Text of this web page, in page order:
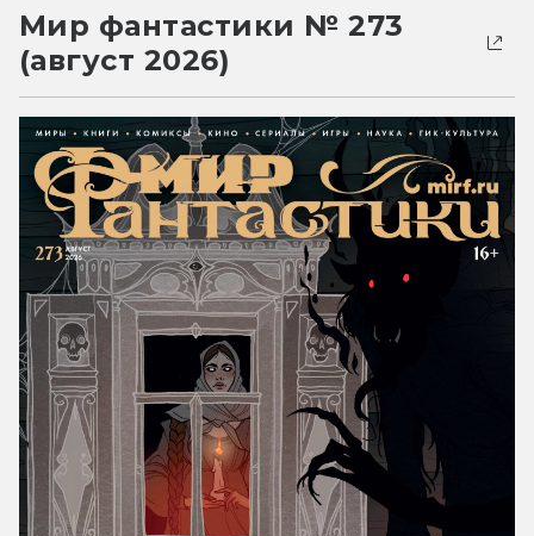
Мир фантастики № 273
(август 2026)